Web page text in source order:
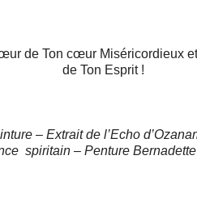
de Ton cœur Miséricordieux
de Ton Esprit !
– Extrait de l’Echo
spiritain – Penture